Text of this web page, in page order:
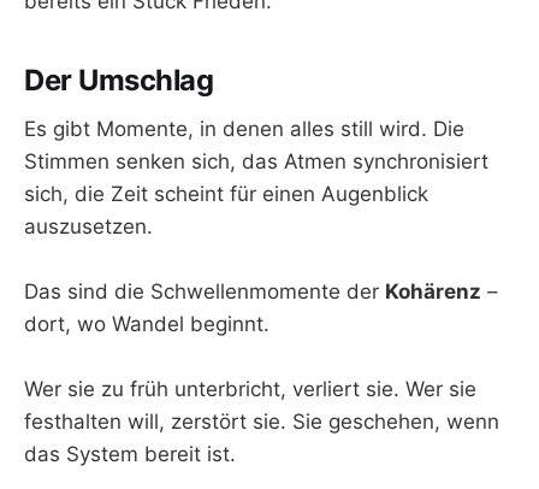
Der Umschlag
Es gibt Momente, in denen alles still wird. Die
Stimmen senken sich, das Atmen synchronisiert
sich, die Zeit scheint für einen Augenblick
auszusetzen.
Das sind die Schwellenmomente der Kohärenz –
dort, wo Wandel beginnt.
Wer sie zu früh unterbricht, verliert sie. Wer sie
festhalten will, zerstört sie. Sie geschehen, wenn
das System bereit ist.